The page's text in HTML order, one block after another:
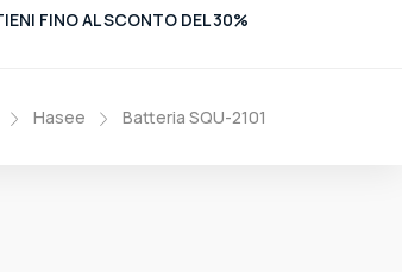
FINO AL SCONTO DEL 30%
Hasee Batteria SQU-2101